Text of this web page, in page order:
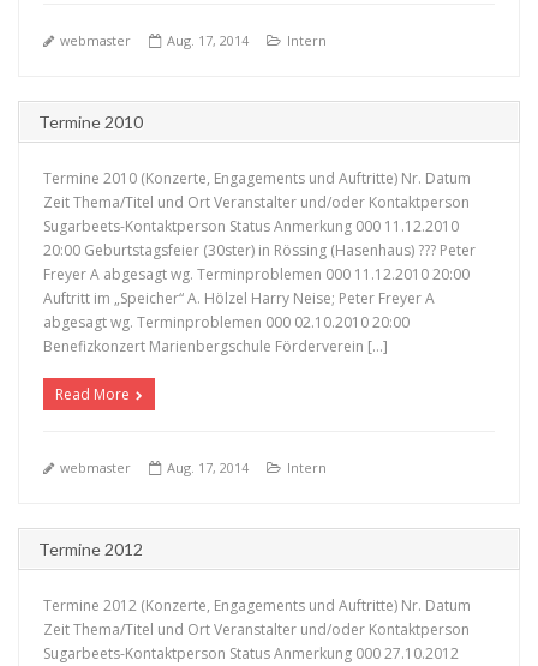
webmaster Aug. 17, 2014 Intern
Termine 2010
+
Termine 2010 (Konzerte, Engagements und Auftritte) Nr. Datum
Zeit Thema/Titel und Ort Veranstalter und/oder Kontaktperson
Sugarbeets-Kontaktperson Status Anmerkung 000 11.12.2010
20:00 Geburtstagsfeier (30ster) in Rössing (Hasenhaus) ??? Peter
Freyer A abgesagt wg. Terminproblemen 000 11.12.2010 20:00
Auftritt im „Speicher“ A. Hölzel Harry Neise; Peter Freyer A
abgesagt wg. Terminproblemen 000 02.10.2010 20:00
Benefizkonzert Marienbergschule Förderverein […]
Read More
webmaster Aug. 17, 2014 Intern
Termine 2012
Termine 2012 (Konzerte, Engagements und Auftritte) Nr. Datum
Zeit Thema/Titel und Ort Veranstalter und/oder Kontaktperson
Sugarbeets-Kontaktperson Status Anmerkung 000 27.10.2012